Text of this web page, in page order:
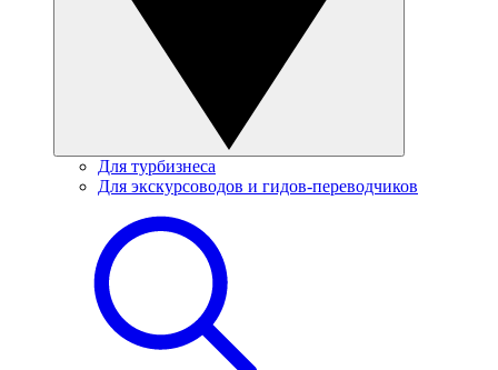
Для турбизнеса
Для экскурсоводов и гидов-переводчиков